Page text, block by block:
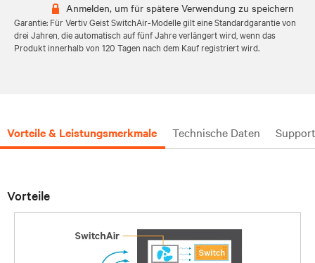
Anmelden, um für spätere Verwendung zu speichern
Garantie: Für Vertiv Geist SwitchAir-Modelle gilt eine Standardgarantie von
drei Jahren, die automatisch auf fünf Jahre verlängert wird, wenn das
Produkt innerhalb von 120 Tagen nach dem Kauf registriert wird.
Vorteile & Leistungsmerkmale Technische Daten Support
Vorteile